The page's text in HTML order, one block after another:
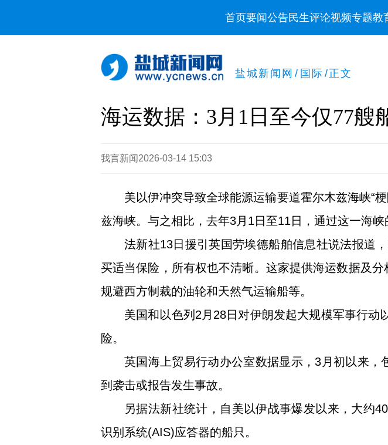
首页要闻公告民生评论视频专题教
盐城新闻网 / 国际 /正文
海运数据：3月1日至今仅77艘
我言新闻 2026-03-14 15:03
美以伊冲突导致全球能源运输要道霍尔木兹海峡“
兹海峡。与之相比，去年3月1日至11日，通过这一海峡
法新社13日援引英国劳埃德船舶信息社说法报道
买适当保险，所有权也不清晰。这家提供海运数据及
规避西方制裁的油轮和天然气运输船等。
美国和以色列2月28日对伊朗发起大规模军事行
险。
英国海上贸易行动办公室数据显示，3月初以来
到袭击或报告发生事故。
另据法新社统计，自美以伊战事爆发以来，大约
识别系统(AIS)应答器的船只。